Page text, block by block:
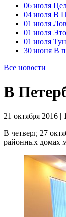
06 июля
04 июля В
01 июля
01 июля
01 июля
30 июня В
Все новости
В
21 октября 2016 |
В четверг, 27
районных домах